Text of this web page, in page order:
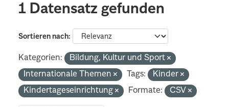
1 Datensatz gefunden
Sortieren nach
Kategorien:
Bildung, Kultur und Sport
Internationale Themen
Tags:
Kinder
Kindertageseinrichtung
Formate: CSV